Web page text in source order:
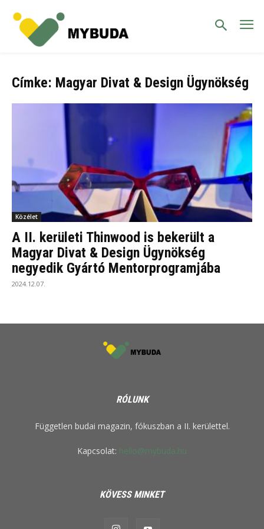
Címke: Magyar Divat & Design Ügynökség
Közélet
A II. kerületi Thinwood is bekerült a
Magyar Divat & Design Ügynökség
negyedik Gyártó Mentorprogramjába
2024.12.07.
RÓLUNK
Független budai magazin, fókuszban a II. kerülettel.
Kapcsolat: hello@mybuda.hu
KÖVESS MINKET